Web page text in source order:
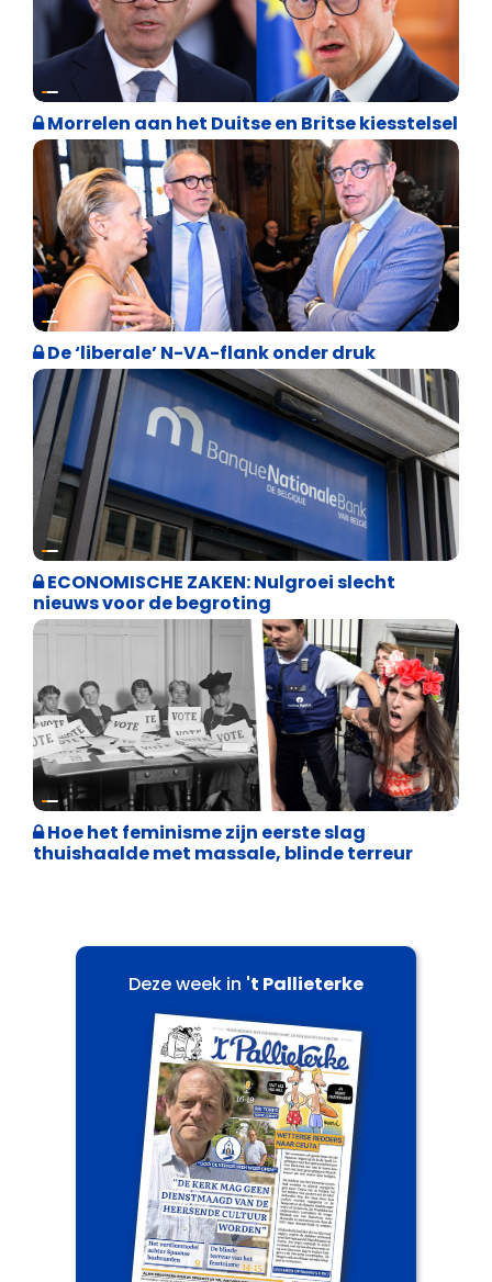
Internationale politiek
Morrelen aan het Duitse en Britse kiesstelsel
Binnenland politiek
De ‘liberale’ N-VA-flank onder druk
Binnenland politiek
ECONOMISCHE ZAKEN: Nulgroei slecht
nieuws voor de begroting
Cultuuroorlog
Hoe het feminisme zijn eerste slag
thuishaalde met massale, blinde terreur
Deze week in 't Pallieterke